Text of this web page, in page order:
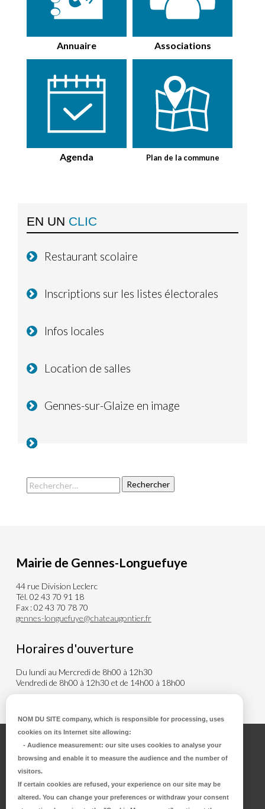
Annuaire Associations
Agenda Plan de la commune
EN UN CLIC
Restaurant scolaire
Inscriptions sur les listes électorales
Infos locales
Location de salles
Gennes-sur-Glaize en image
Mairie de Gennes-Longuefuye
44 rue Division Leclerc
Tél. 02 43 70 91 18
Fax : 02 43 70 78 70
gennes-longuefuye@chateaugontier.fr
Horaires d'ouverture
Du lundi au Mercredi de 8h00 à 12h30
Vendredi de 8h00 à 12h30 et de 14h00 à 18h00
Accueil
Plan du site
NOM DU SITE company, which is responsible for processing, uses
cookies on its Internet site allowing:
- Audience measurement: our site uses cookies to analyse your
browsing and enable it to measure the audience and the number of
visitors.
If certain cookies are refused, your experience on our site may be
altered. You can change your preferences or withdraw your consent